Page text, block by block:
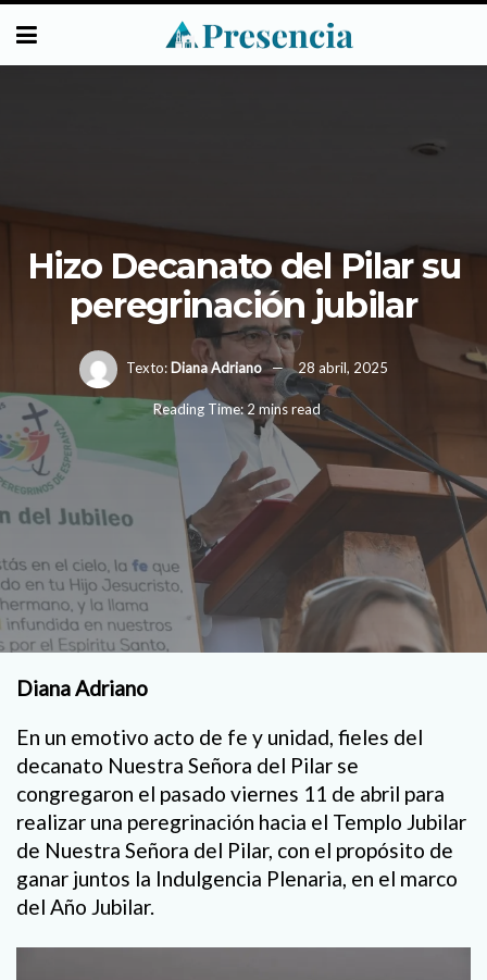
Hizo Decanato del Pilar su
peregrinación jubilar
Texto: Diana Adriano 28 abril, 2025
Reading Time: 2 mins read
Diana Adriano
En un emotivo acto de fe y unidad, fieles del
decanato Nuestra Señora del Pilar se
congregaron el pasado viernes 11 de abril para
realizar una peregrinación hacia el Templo Jubilar
de Nuestra Señora del Pilar, con el propósito de
ganar juntos la Indulgencia Plenaria, en el marco
del Año Jubilar.